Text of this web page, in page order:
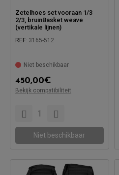
Zetelhoes set vooraan 1/3
2/3, bruinBasket weave
(vertikale lijnen)
REF: 3165-512
Niet beschikbaar
450,00€
Bekijk compatibiliteit
Niet beschikbaar